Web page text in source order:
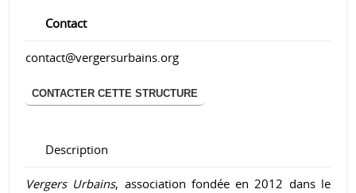
Contact
contact@vergersurbains.org
CONTACTER CETTE STRUCTURE
Description
Vergers Urbains, association fondée en 2012 dans le